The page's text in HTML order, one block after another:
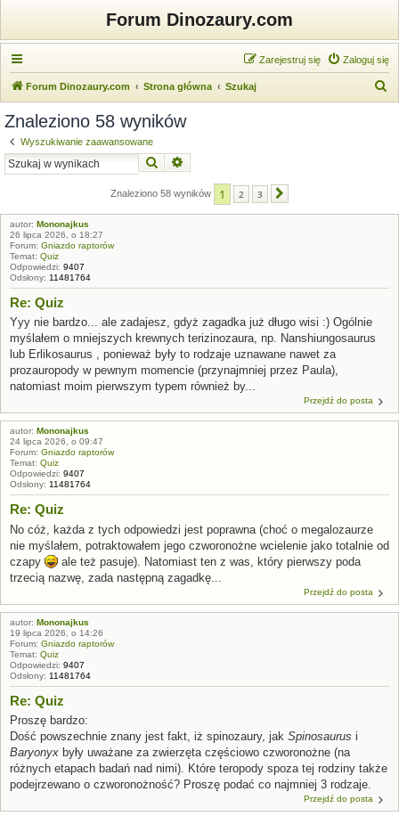
Forum Dinozaury.com
Zaloguj się
Zarejestruj się
Forum Dinozaury.com Strona główna Szukaj
Znaleziono 58 wyników
Wyszukiwanie zaawansowane
Szukaj
Znaleziono 58 wyników 1 2 3
autor: Mononajkus
26 lipca 2026, o 18:27
Forum: Gniazdo raptorów
Temat: Quiz
Odpowiedzi: 9407
Odsłony: 11481764
Re: Quiz
Yyy nie bardzo... ale zadajesz, gdyż zagadka już długo wisi :) Ogólnie
myślałem o mniejszych krewnych terizinozaura, np. Nanshiungosaurus
lub Erlikosaurus , ponieważ były to rodzaje uznawane nawet za
prozauropody w pewnym momencie (przynajmniej przez Paula),
natomiast moim pierwszym typem również by...
Przejdź do posta
autor: Mononajkus
24 lipca 2026, o 09:47
Forum: Gniazdo raptorów
Temat: Quiz
Odpowiedzi: 9407
Odsłony: 11481764
Re: Quiz
No cóż, każda z tych odpowiedzi jest poprawna (choć o megalozaurze
nie myślałem, potraktowałem jego czworonożne wcielenie jako totalnie od
czapy
ale też pasuje). Natomiast ten z was, który pierwszy poda
trzecią nazwę, zada następną zagadkę...
Przejdź do posta
autor: Mononajkus
19 lipca 2026, o 14:26
Forum: Gniazdo raptorów
Temat: Quiz
Odpowiedzi: 9407
Odsłony: 11481764
Re: Quiz
Proszę bardzo:
Dość powszechnie znany jest fakt, iż spinozaury, jak Spinosaurus i
Baryonyx były uważane za zwierzęta częściowo czworonożne (na
różnych etapach badań nad nimi). Które teropody spoza tej rodziny także
podejrzewano o czworonożność? Proszę podać co najmniej 3 rodzaje.
Przejdź do posta